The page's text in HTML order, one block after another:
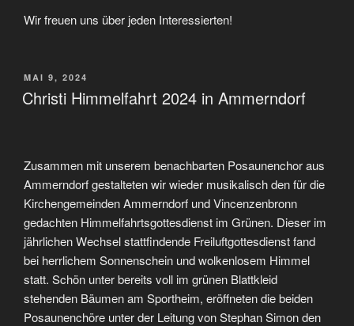
Wir freuen uns über jeden Interessierten!
VERÖFFENTLICHT
AM
MAI 9, 2024
Christi Himmelfahrt 2024 in Ammerndorf
Zusammen mit unserem benachbarten Posaunenchor aus
Ammerndorf gestalteten wir wieder musikalisch den für die
Kirchengemeinden Ammerndorf und Vincenzenbronn
gedachten Himmelfahrtsgottesdienst im Grünen. Dieser im
jährlichen Wechsel stattfindende Freiluftgottesdienst fand
bei herrlichem Sonnenschein und wolkenlosem Himmel
statt. Schön unter bereits voll im grünen Blattkleid
stehenden Bäumen am Sportheim, eröffneten die beiden
Posaunenchöre unter der Leitung von Stephan Simon den